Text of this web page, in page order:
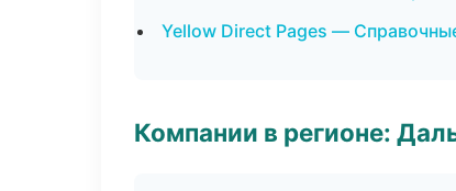
Yellow Direct Pages —
Компании в регионе: